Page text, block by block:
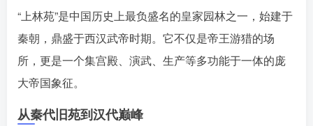
“上林苑”是中国历史上最负盛名的皇家园林之一 ，始建于
秦朝，鼎盛于西汉武帝时期。它不仅是帝王游猎的场
所，更是一个集宫殿、演武、生产等多功能于一体的庞
大帝国象征󠄹󠅀󠄪󠄢󠄡󠄦󠄞󠄧󠄣󠄞󠄢󠄡󠄦󠄞󠄢󠄦󠅬󠅅󠅃󠄵󠅂󠄪󠅗󠅥󠅕󠅣󠅤󠅬󠅄󠄹󠄽󠄵󠄪󠄢󠄠󠄢󠄦󠄝󠄠󠄨󠄝󠄠󠄨󠄐󠄢󠄢󠄪󠄥󠄢󠄪󠄥󠄠󠅬󠅨󠅙󠅑󠅟󠅗󠅒󠄞󠅓󠅟󠅝󠄐󠇕󠆠󠅿󠇖󠆄󠆩󠇕󠅿󠆈󠇗󠆭󠆁󠄐󠇗󠅹󠅸󠇖󠆍󠅳󠇖󠅹󠅰󠇖󠆌󠅹。
从秦代旧苑到汉代巅峰